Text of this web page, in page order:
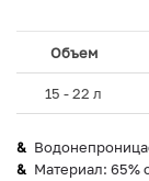
Объем
15 - 22 л
Материал: 65%